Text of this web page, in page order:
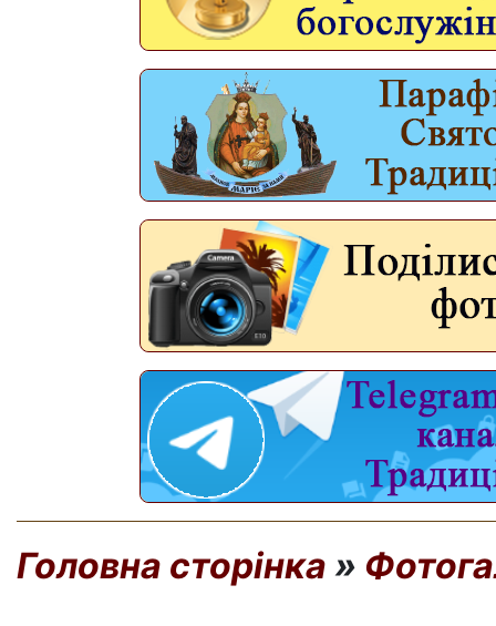
Головна сторінка »